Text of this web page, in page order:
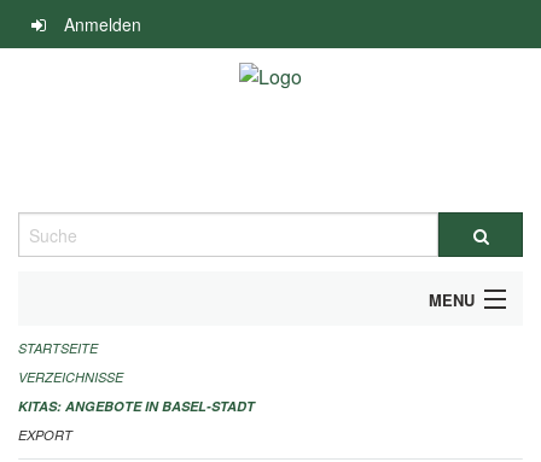
Navigation
überspringen
Anmelden
Suche
MENU
ALLGEMEINE INFORMATIONEN
IMPRESSUM
STARTSEITE
VERZEICHNISSE
KITAS: ANGEBOTE IN BASEL-STADT
EXPORT